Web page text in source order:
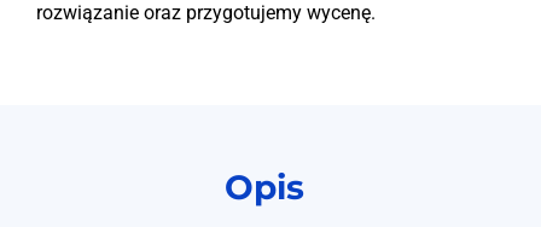
rozwiązanie oraz przygotujemy wycenę.
Opis